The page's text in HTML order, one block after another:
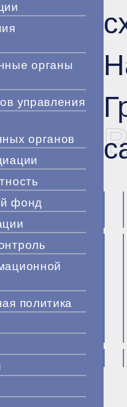
органы
управления
органов
фонд
политика